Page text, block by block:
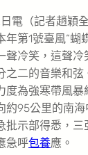
（記者趙穎
第1號臺風“蝴
聲冷笑，這聲冷
之二的音樂和弦
度為強寒帶風暴
約95公里的南
批示部得悉，三
急呼包養應。